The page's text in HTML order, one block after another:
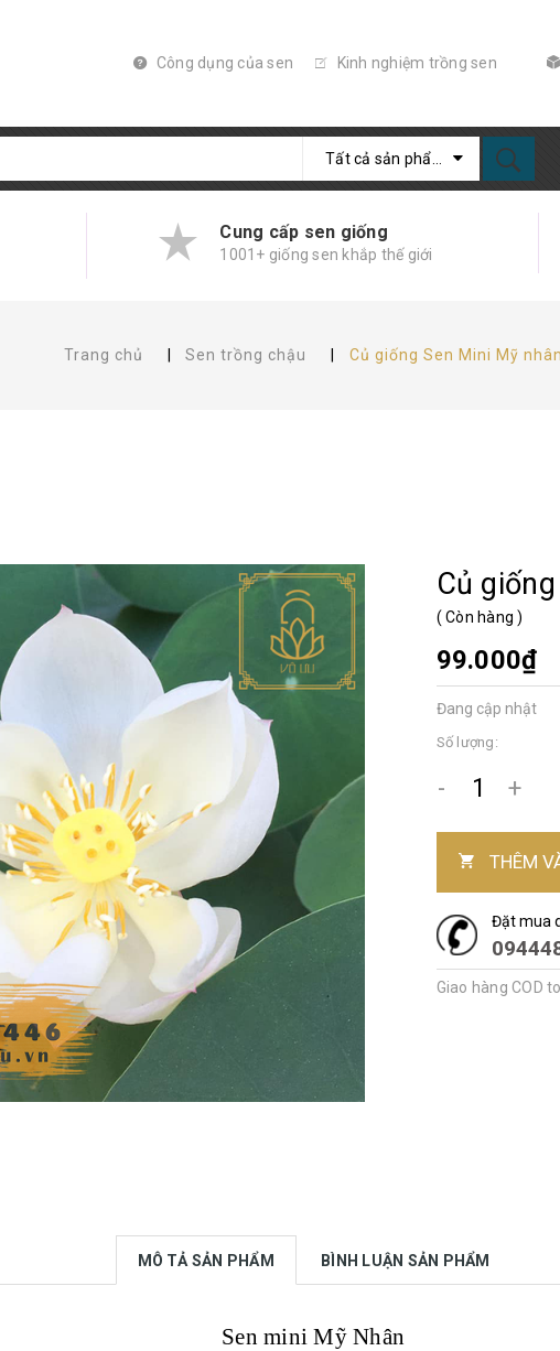
Công dụng của sen Kinh nghiệm trồng sen
Cung cấp sen giống
1001+ giống sen khắp thế giới
Trang chủ Sen trồng chậu Củ giống Sen Mini Mỹ nhân
Củ
(Còn hàng)
99.000₫
Đang cập nhật
Số lượng:
- +
THÊM
Đặt mua
Giao hàng COD
MÔ TẢ SẢN PHẨM BÌNH LUẬN SẢN PHẨM
Sen mini Mỹ Nhân